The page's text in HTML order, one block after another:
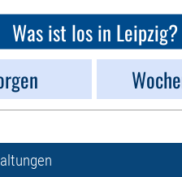
Was ist los in Leipzig?